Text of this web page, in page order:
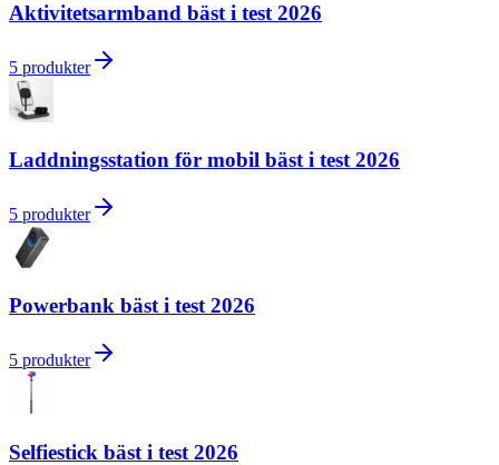
Aktivitetsarmband bäst i test 2026
5 produkter
Laddningsstation för mobil bäst i test 2026
5 produkter
Powerbank bäst i test 2026
5 produkter
Selfiestick bäst i test 2026